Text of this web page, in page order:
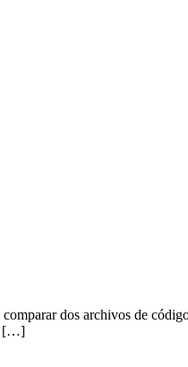
dos archivos de
[…]